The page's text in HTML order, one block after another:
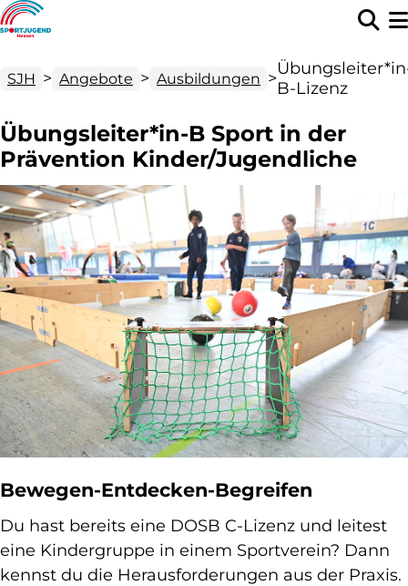
SJH > Angebote > Ausbildungen >B-Lizenz
Übungsleiter*in-B Sport in der
Prävention Kinder/Jugendliche
Bewegen-Entdecken-Begreifen
Du hast bereits eine DOSB C-Lizenz und leitest
eine Kindergruppe in einem Sportverein? Dann
kennst du die Herausforderungen aus der Praxis.